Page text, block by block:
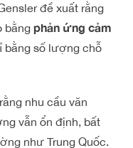
đề xuất rằng
bằng phản ứng cảm
bằng số lượng chỗ
nhu cầu văn
vẫn ổn định, bất
như Trung Quốc.